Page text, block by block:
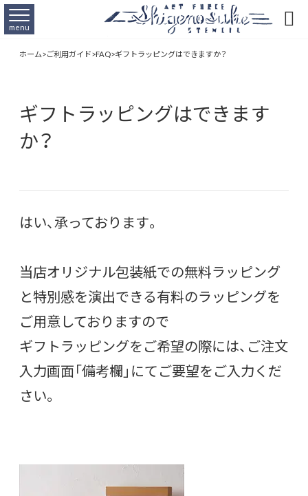
menu 
ホーム>ご利用ガイド>FAQ>ギフトラッピングはできますか？
ギフトラッピングはできます
か？
はい、承っております。
当店オリジナル包装紙での無料ラッピング
と特別感を演出できる有料のラッピングを
ご用意しておりますので
ギフトラッピングをご希望の際には、ご注文
入力画面「備考欄」にてご要望をご入力くだ
さい。